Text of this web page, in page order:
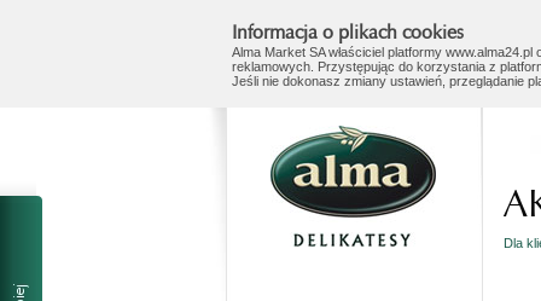
Informacja o plikach cookies
Alma Market SA właściciel platformy
reklamowych. Przystępując do korzystania z
Jeśli nie dokonasz zmiany ustawień, przeglądanie
Dla